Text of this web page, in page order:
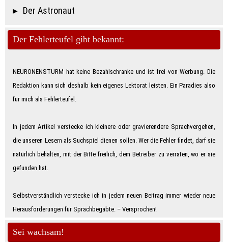
Der Astronaut
Der Fehlerteufel gibt bekannt:
NEURONENSTURM hat keine Bezahlschranke und ist frei von Werbung. Die
Redaktion kann sich deshalb kein eigenes Lektorat leisten. Ein Paradies also
für mich als Feh­ler­teu­fe­l.
In jedem Artikel verstecke ich kleinere oder gravierendere Sprachvergehen,
die unseren Lesern als Suchspiel dienen sollen. Wer die Fehler findet, darf sie
natürlich behalten, mit der Bitte freilich, dem Betreiber zu verraten, wo er sie
gefunden hat.
Selbstverständlich verstecke ich in jedem neuen Beitrag immer wieder neue
Herausforderungen für Sprachbegabte. – Ver­spro­chen!
Sei wachsam!